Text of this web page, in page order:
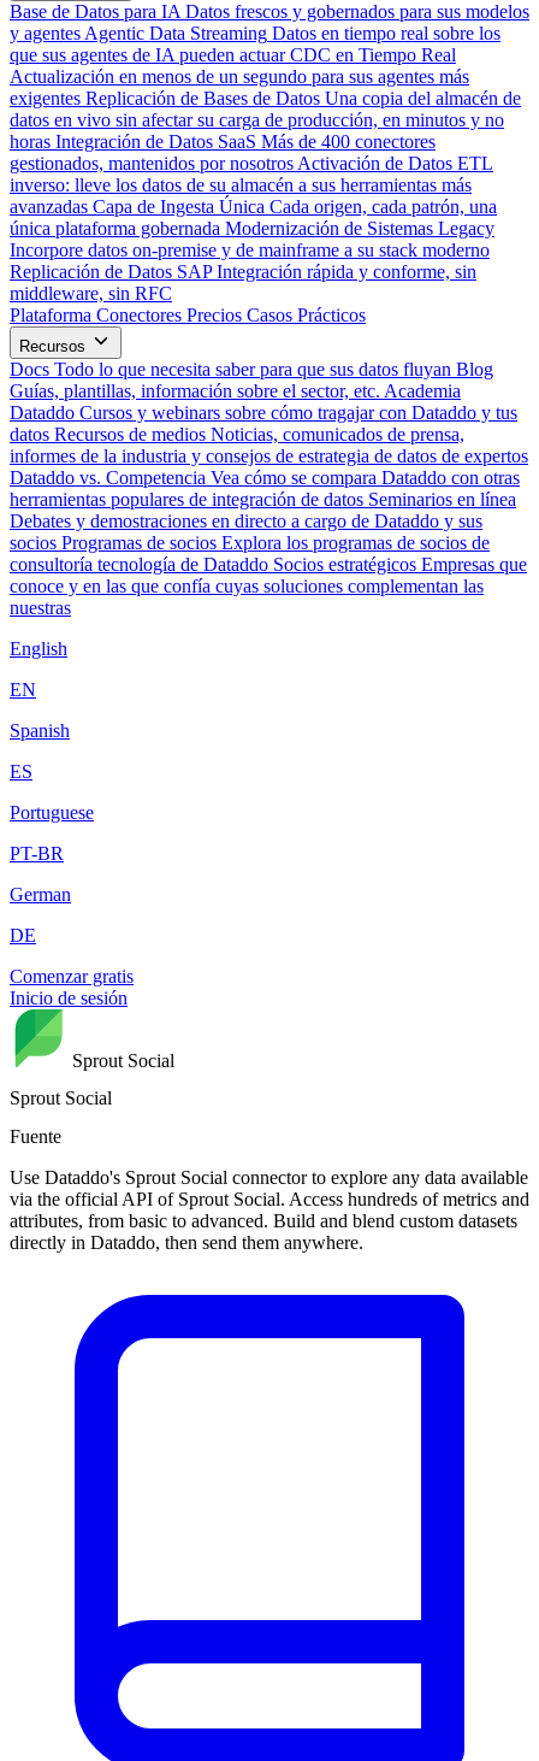
Base de Datos para IA Datos frescos y gobernados para sus modelos
y agentes Agentic Data Streaming Datos en tiempo real sobre los
que sus agentes de IA pueden actuar CDC en Tiempo Real
Actualización en menos de un segundo para sus agentes más
exigentes Replicación de Bases de Datos Una copia del almacén de
datos en vivo sin afectar su carga de producción, en minutos y no
horas Integración de Datos SaaS Más de 400 conectores
gestionados, mantenidos por nosotros Activación de Datos ETL
inverso: lleve los datos de su almacén a sus herramientas más
avanzadas Capa de Ingesta Única Cada origen, cada patrón, una
única plataforma gobernada Modernización de Sistemas Legacy
Incorpore datos on-premise y de mainframe a su stack moderno
Replicación de Datos SAP Integración rápida y conforme, sin
middleware, sin RFC
Plataforma Conectores Precios Casos Prácticos
Recursos
Docs Todo lo que necesita saber para que sus datos fluyan Blog
Guías, plantillas, información sobre el sector, etc. Academia
Dataddo Cursos y webinars sobre cómo tragajar con Dataddo y tus
datos Recursos de medios Noticias, comunicados de prensa,
informes de la industria y consejos de estrategia de datos de expertos
Dataddo vs. Competencia Vea cómo se compara Dataddo con otras
herramientas populares de integración de datos Seminarios en línea
Debates y demostraciones en directo a cargo de Dataddo y sus
socios Programas de socios Explora los programas de socios de
consultoría tecnología de Dataddo Socios estratégicos Empresas que
conoce y en las que confía cuyas soluciones complementan las
nuestras
English
EN
Spanish
ES
Portuguese
PT-BR
German
DE
Comenzar gratis
Inicio de sesión
Sprout Social
Sprout Social
Fuente
Use Dataddo's Sprout Social connector to explore any data available
via the official API of Sprout Social. Access hundreds of metrics and
attributes, from basic to advanced. Build and blend custom datasets
directly in Dataddo, then send them anywhere.